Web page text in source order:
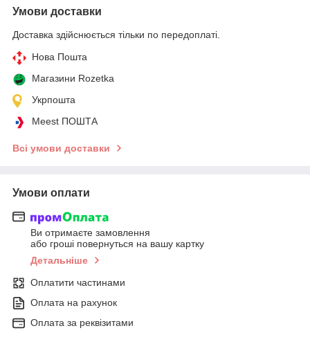
Умови доставки
Доставка здійснюється тільки по передоплаті.
Нова Пошта
Магазини Rozetka
Укрпошта
Meest ПОШТА
Всі умови доставки
Умови оплати
Ви отримаєте замовлення
або гроші повернуться на вашу картку
Детальніше
Оплатити частинами
Оплата на рахунок
Оплата за реквізитами